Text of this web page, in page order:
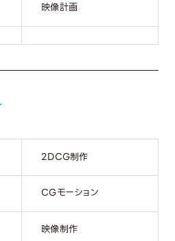
映像計画
2DCG制作
CGモーション
映像制作